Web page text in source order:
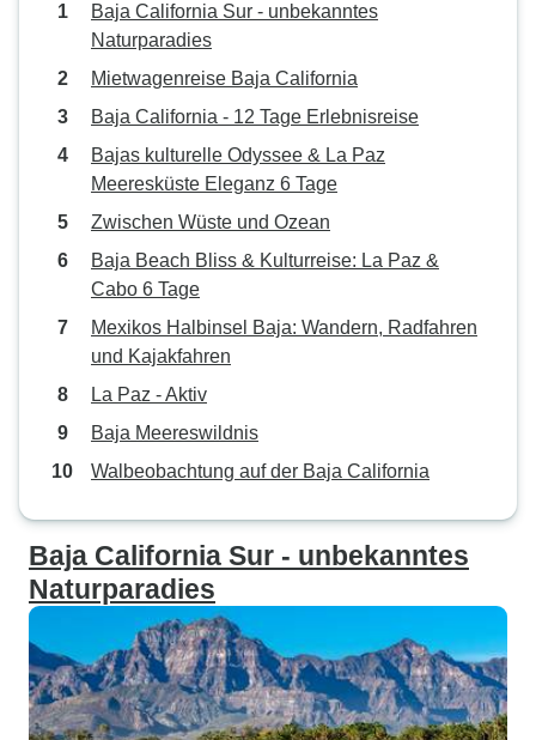
Baja California Sur - unbekanntes
Naturparadies
Mietwagenreise Baja California
Baja California - 12 Tage Erlebnisreise
Bajas kulturelle Odyssee & La Paz
Meeresküste Eleganz 6 Tage
Zwischen Wüste und Ozean
Baja Beach Bliss & Kulturreise: La Paz &
Cabo 6 Tage
Mexikos Halbinsel Baja: Wandern, Radfahren
und Kajakfahren
La Paz - Aktiv
Baja Meereswildnis
Walbeobachtung auf der Baja California
Baja California Sur - unbekanntes
Naturparadies